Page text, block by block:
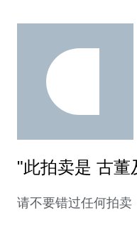
"此拍卖是 古董
请不要错过任何拍卖